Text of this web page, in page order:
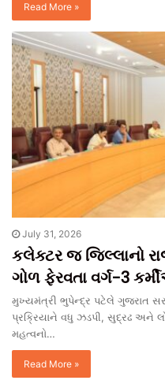
Read More »
July 31, 2026
કલેક્ટર જ જિલ્લાનો
ગોળ ફેરવતા વર્ગ-3
મુખ્યમંત્રી ભુપેન્દ્ર પટેલે ગુજરાત
પ્રક્રિયાને વધુ ઝડપી, સુદ્રઢ અને
મહત્વનો…
Read More »